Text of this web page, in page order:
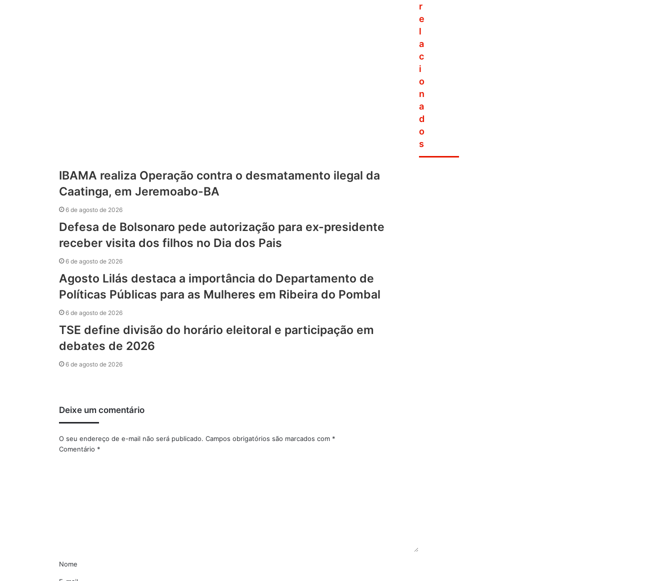
r
e
l
a
c
i
o
n
a
d
o
s
IBAMA realiza Operação contra o desmatamento ilegal da
Caatinga, em Jeremoabo-BA
6 de agosto de 2026
Defesa de Bolsonaro pede autorização para ex-presidente
receber visita dos filhos no Dia dos Pais
6 de agosto de 2026
Agosto Lilás destaca a importância do Departamento de
Políticas Públicas para as Mulheres em Ribeira do Pombal
6 de agosto de 2026
TSE define divisão do horário eleitoral e participação em
debates de 2026
6 de agosto de 2026
Deixe um comentário
O seu endereço de e-mail não será publicado. Campos obrigatórios são marcados com *
Comentário *
Nome